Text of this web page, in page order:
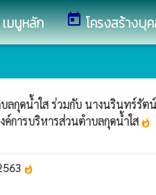
เมนูหลัก todayโครงสร้างบุ
กุดน้ำใส ร่วมกับ นางนรินทร์รั
การบริหารส่วนตำบลกุดน้ำใส whatshot
whatshot